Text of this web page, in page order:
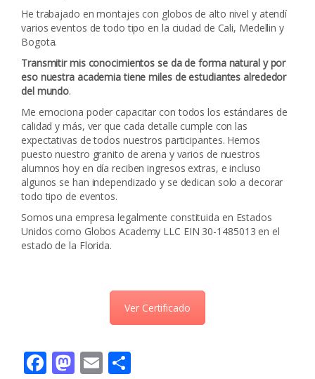
He trabajado en montajes con globos de alto nivel y atendí
varios eventos de todo tipo en la ciudad de Cali, Medellin y
Bogota.
Transmitir mis conocimientos se da de forma natural y por
eso nuestra academia tiene miles de estudiantes alrededor
del mundo.
Me emociona poder capacitar con todos los estándares de
calidad y más, ver que cada detalle cumple con las
expectativas de todos nuestros participantes. Hemos
puesto nuestro granito de arena y varios de nuestros
alumnos hoy en día reciben ingresos extras, e incluso
algunos se han independizado y se dedican solo a decorar
todo tipo de eventos.
Somos una empresa legalmente constituida en Estados
Unidos como Globos Academy LLC EIN 30-1485013 en el
estado de la Florida.
Ver Certificado
Facebook
Mastodon
Email